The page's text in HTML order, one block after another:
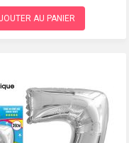
AU PANIER